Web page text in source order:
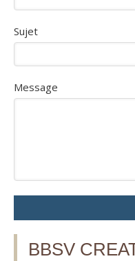
Sujet
Message
BBSV